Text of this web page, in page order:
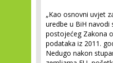
„Kao osnovni uvjet
uredbe u BiH navodi
postojećeg Zakona
podataka iz 2011.
Nedugo nakon